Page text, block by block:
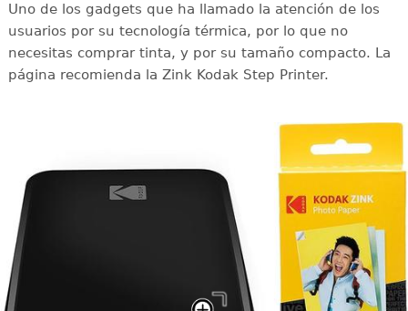
Uno de los gadgets que ha llamado la atención de los
usuarios por su tecnología térmica, por lo que no
necesitas comprar tinta, y por su tamaño compacto. La
página recomienda la Zink Kodak Step Printer.